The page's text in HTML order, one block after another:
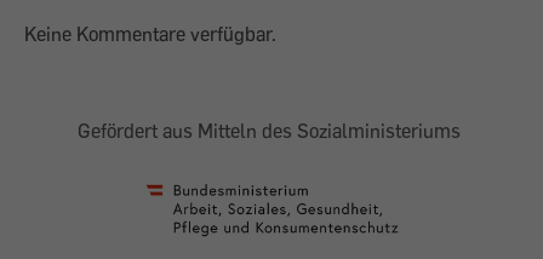
Keine Kommentare verfügbar.
Gefördert aus Mitteln des Sozialministeriums